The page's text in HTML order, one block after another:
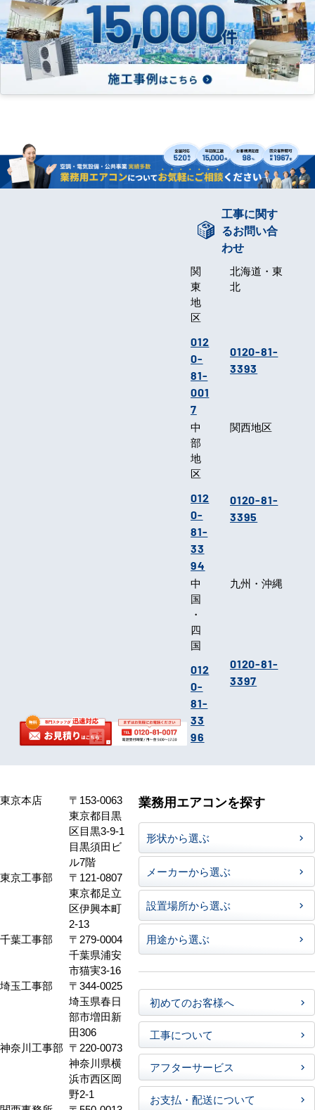
工事に関す
るお問い合
わせ
関
東
地
区
012
0-
81-
001
7
北海道・東
北
0120-81-
3393
中
部
地
区
012
0-
81-
33
94
関西地区
0120-81-
3395
中
国
・
四
国
012
0-
81-
33
96
九州・沖縄
0120-81-
3397
東京本店
〒153-0063
東京都目黒
区目黒3-9-1
目黒須田ビ
ル7階
東京工事部
〒121-0807
東京都足立
区伊興本町
2-13
千葉工事部
〒279-0004
千葉県浦安
市猫実3-16
埼玉工事部
〒344-0025
埼玉県春日
部市増田新
田306
神奈川工事部 〒220-0073
神奈川県横
浜市西区岡
野2-1
業務用エアコンを探す
形状から選ぶ
メーカーから選ぶ
設置場所から選ぶ
用途から選ぶ
初めてのお客様へ
工事について
アフターサービス
お支払・配送について